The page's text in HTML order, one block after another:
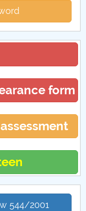
form
544/2001